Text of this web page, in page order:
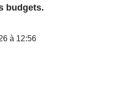
budgets.
à 12:56